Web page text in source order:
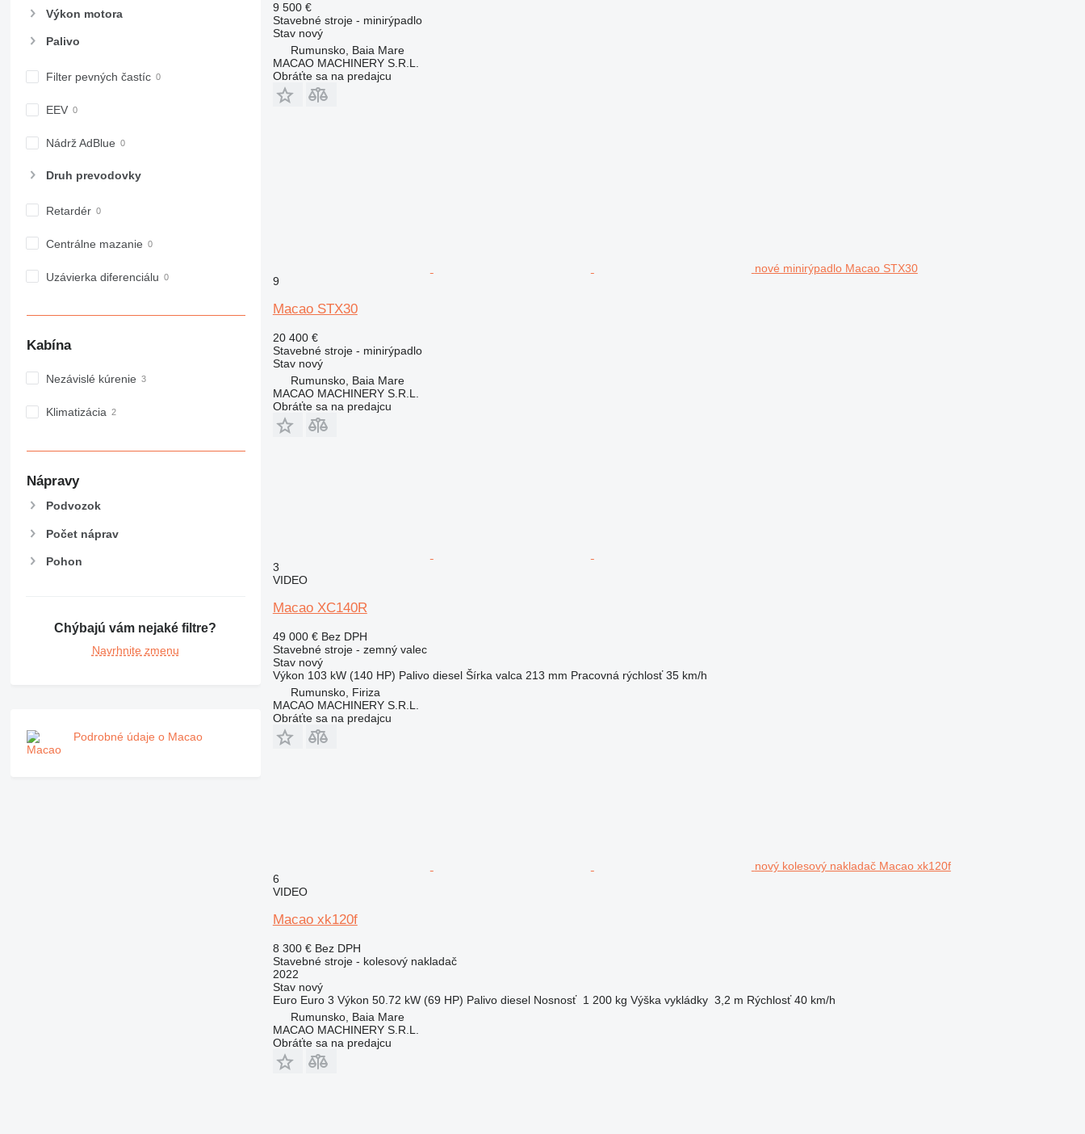
966
973
988
992
C-series
CB
D series
F-series
IT
M-series
NR
RM
Výkon motora
Palivo
Filter pevných častíc
EEV
Nádrž AdBlue
Druh prevodovky
Retardér
Centrálne mazanie
Uzávierka diferenciálu
Kabína
Nezávislé kúrenie
Klimatizácia
Nápravy
Podvozok
Počet náprav
Pohon
Chýbajú vám nejaké filtre?
Navrhnite zmenu
Podrobné údaje o Macao
9 500 €
Stavebné stroje - minirýpadlo
Stavnový
Rumunsko, Baia Mare
MACAO MACHINERY S.R.L.
Obráťte sa na predajcu
nové minirýpadlo Macao STX30
9
Macao STX30
20 400 €
Stavebné stroje - minirýpadlo
Stavnový
Rumunsko, Baia Mare
MACAO MACHINERY S.R.L.
Obráťte sa na predajcu
3
VIDEO
Macao XC140R
49 000 € Bez DPH
Stavebné stroje - zemný valec
Stavnový
Výkon 103 kW (140 HP) Palivo diesel Šírka valca 213 mm Pracovná rýchlosť 35 km/h
Rumunsko, Firiza
MACAO MACHINERY S.R.L.
Obráťte sa na predajcu
nový kolesový nakladač Macao xk120f
6
VIDEO
Macao xk120f
8 300 € Bez DPH
Stavebné stroje - kolesový nakladač
2022
Stavnový
Euro Euro 3 Výkon 50.72 kW (69 HP) Palivo diesel Nosnosť 1 200 kg Výška vykládky 3,2 m Rýchlosť 40 km/h
Rumunsko, Baia Mare
MACAO MACHINERY S.R.L.
Obráťte sa na predajcu